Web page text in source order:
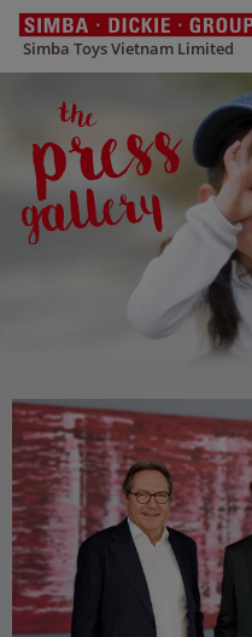
Simba Toys Vietnam Limited